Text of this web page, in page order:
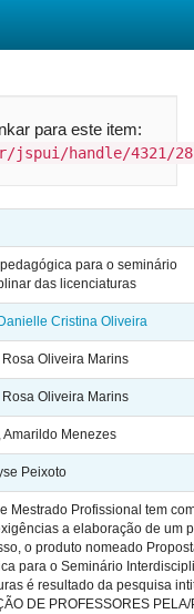
para este item:
handle/4321/
para o seminário
das licenciaturas
Cristina Oliveira
Oliveira Marins
Oliveira Marins
Amarildo Menezes
Peixoto
Mestrado Profissional tem
a elaboração de um
o produto nomeado
para o Seminário
é resultado da pesquisa
DE PROFESSORES PELA/